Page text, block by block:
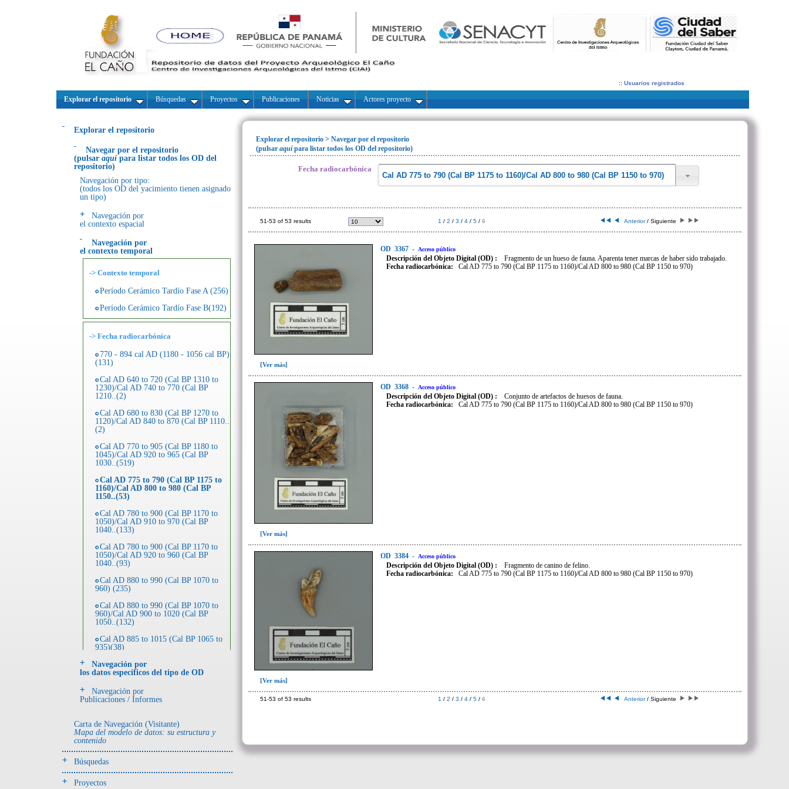
:: Usuarios registrados
Explorar el repositorio Búsquedas Proyectos Publicaciones Noticias Actores proyecto
Explorar el repositorio
Navegar por el repositorio
(pulsar aquí para listar todos los OD del
repositorio)
Navegación por tipo:
(todos los OD del yacimiento tienen asignado
un tipo)
Navegación por
el contexto espacial
Navegación por
el contexto temporal
-> Contexto temporal
Período Cerámico Tardío Fase A (256)
Período Cerámico Tardío Fase B(192)
-> Fecha radiocarbónica
770 - 894 cal AD (1180 - 1056 cal BP)
(131)
Cal AD 640 to 720 (Cal BP 1310 to
1230)/Cal AD 740 to 770 (Cal BP
1210..(2)
Cal AD 680 to 830 (Cal BP 1270 to
1120)/Cal AD 840 to 870 (Cal BP 1110..
(2)
Cal AD 770 to 905 (Cal BP 1180 to
1045)/Cal AD 920 to 965 (Cal BP
1030..(519)
Cal AD 775 to 790 (Cal BP 1175 to
1160)/Cal AD 800 to 980 (Cal BP
1150..(53)
Cal AD 780 to 900 (Cal BP 1170 to
1050)/Cal AD 910 to 970 (Cal BP
1040..(133)
Cal AD 780 to 900 (Cal BP 1170 to
1050)/Cal AD 920 to 960 (Cal BP
1040..(93)
Cal AD 880 to 990 (Cal BP 1070 to
960) (235)
Cal AD 880 to 990 (Cal BP 1070 to
960)/Cal AD 900 to 1020 (Cal BP
1050..(132)
Cal AD 885 to 1015 (Cal BP 1065 to
935)(38)
Cal AD 900 to 1020 (Cal BP 1050 to
930)(359)
~Sin asignar(3)
Navegación por
los datos específicos del tipo de OD
Navegación por
Publicaciones / Informes
Carta de Navegación (Visitante)
Mapa del modelo de datos: su estructura y
contenido
Búsquedas
Proyectos
Explorar el repositorio > Navegar por el repositorio
(pulsar aquípara listar todos los OD del repositorio)
Fecha radiocarbónica
51-53 of 53 results 1 / 2 / 3 / 4 / 5 / 6 Anterior/ Siguiente
OD 3367 - Acceso público
Descripción del Objeto Digital (OD) :
Fragmento de un hueso de fauna. Aparenta tener marcas de haber sido trabajado.
Fecha radiocarbónica: Cal AD 775 to 790 (Cal BP 1175 to 1160)/Cal AD 800 to 980 (Cal BP 1150 to 970)
[Ver más]
OD 3368 - Acceso público
Descripción del Objeto Digital (OD) :
Conjunto de artefactos de huesos de fauna.
Fecha radiocarbónica: Cal AD 775 to 790 (Cal BP 1175 to 1160)/Cal AD 800 to 980 (Cal BP 1150 to 970)
[Ver más]
OD 3384 - Acceso público
Descripción del Objeto Digital (OD) :
Fragmento de canino de felino.
Fecha radiocarbónica: Cal AD 775 to 790 (Cal BP 1175 to 1160)/Cal AD 800 to 980 (Cal BP 1150 to 970)
[Ver más]
51-53 of 53 results 1 / 2 / 3 / 4 / 5 / 6 Anterior/ Siguiente